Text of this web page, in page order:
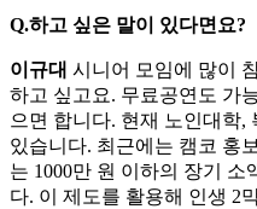
Q.하고 싶은 말이 있다면요?
이규대 시니어 모임에 많이
하고 싶고요. 무료공연도 가
으면 합니다. 현재 노인대학,
있습니다. 최근에는 캠코 홍
는 1000만 원 이하의 장기 소
다. 이 제도를 활용해 인생 2